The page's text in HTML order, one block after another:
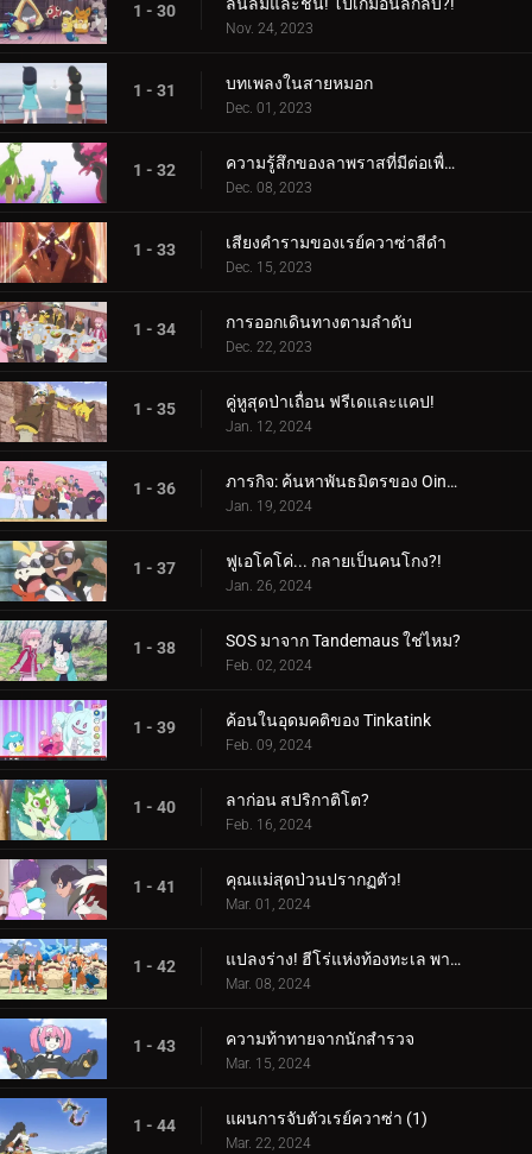
1 - 30
Nov. 24, 2023
1 - 31 บทเพลงในสายหมอก
Dec. 01, 2023
1 - 32 ความรู้สึกของลาพราสที่มีต่อเพื่อน
Dec. 08, 2023
1 - 33 เสียงคำรามของเรย์ควาซ่าสีดำ
Dec. 15, 2023
1 - 34 การออกเดินทางตามลำดับ
Dec. 22, 2023
1 - 35 คู่หูสุดป่าเถื่อน ฟรีเดและแคป!
Jan. 12, 2024
1 - 36 ภารกิจ: ค้นหาพันธมิตรของ Oinkologne!
Jan. 19, 2024
1 - 37 ฟูเอโคโค่... กลายเป็นคนโกง?!
Jan. 26, 2024
1 - 38 SOS มาจาก Tandemaus ใช่ไหม?
Feb. 02, 2024
1 - 39 ค้อนในอุดมคติของ Tinkatink
Feb. 09, 2024
1 - 40 ลาก่อน สปริกาติโต?
Feb. 16, 2024
1 - 41 คุณแม่สุดป่วนปรากฏตัว!
Mar. 01, 2024
1 - 42 แปลงร่าง! ฮีโร่แห่งท้องทะเล พาลาฟิน
Mar. 08, 2024
1 - 43 ความท้าทายจากนักสำรวจ
Mar. 15, 2024
1 - 44 แผนการจับตัวเรย์ควาซ่า (1)
Mar. 22, 2024